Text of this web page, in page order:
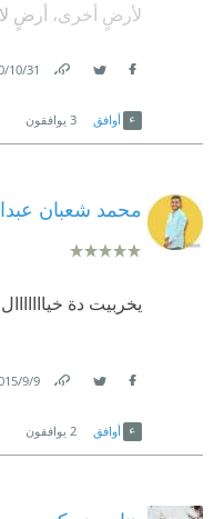
لأرضٍ أخرى، أرضٍ لا
الجُمعة، ٣٠ اكتوبر.
31‏/10‏/2020
أوافق 3 يوافقون
محمد شعبان
يخربيت دة
9‏/9‏/2015
أوافق 2 يوافقون